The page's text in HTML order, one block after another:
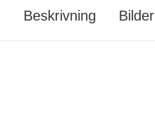
Beskrivning Bilder